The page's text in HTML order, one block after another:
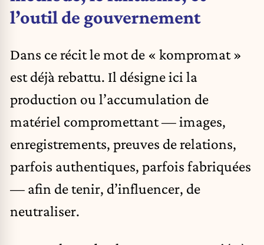
l’outil de gouvernement
Dans ce récit le mot de « kompromat »
est déjà rebattu. Il désigne ici la
production ou l’accumulation de
matériel compromettant — images,
enregistrements, preuves de relations,
parfois authentiques, parfois fabriquées
— afin de tenir, d’influencer, de
neutraliser.